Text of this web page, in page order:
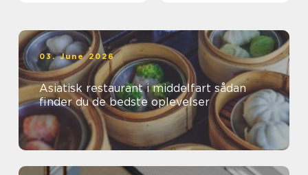
03. June 2026
Asiatisk restaurant i middelfart sådan
finder du de bedste oplevelser